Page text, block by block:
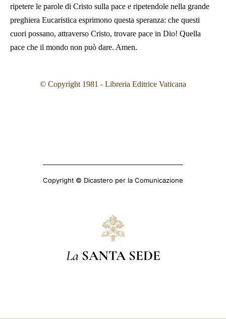
ripetere le parole di Cristo sulla pace e ripetendole nella grande
preghiera Eucaristica esprimono questa speranza: che questi
cuori possano, attraverso Cristo, trovare pace in Dio! Quella
pace che il mondo non può dare. Amen.
© Copyright 1981 - Libreria Editrice Vaticana
Copyright © Dicastero per la Comunicazione
La SANTA SEDE